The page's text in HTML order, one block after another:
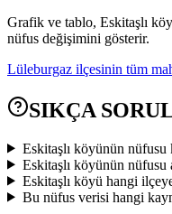
Grafik ve tablo, Eskitaşlı
nüfus değişimini gösterir.
Lüleburgaz ilçesinin tüm
SIKÇA
Eskitaşlı köyünün nüfusu
Eskitaşlı köyünün nüfusu
Eskitaşlı köyü hangi
Bu nüfus verisi hangi